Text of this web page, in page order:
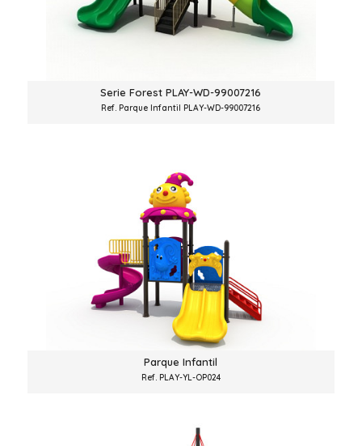
Serie Forest PLAY-WD-99007216
Ref. Parque Infantil PLAY-WD-99007216
Parque Infantil
Ref. PLAY-YL-OP024